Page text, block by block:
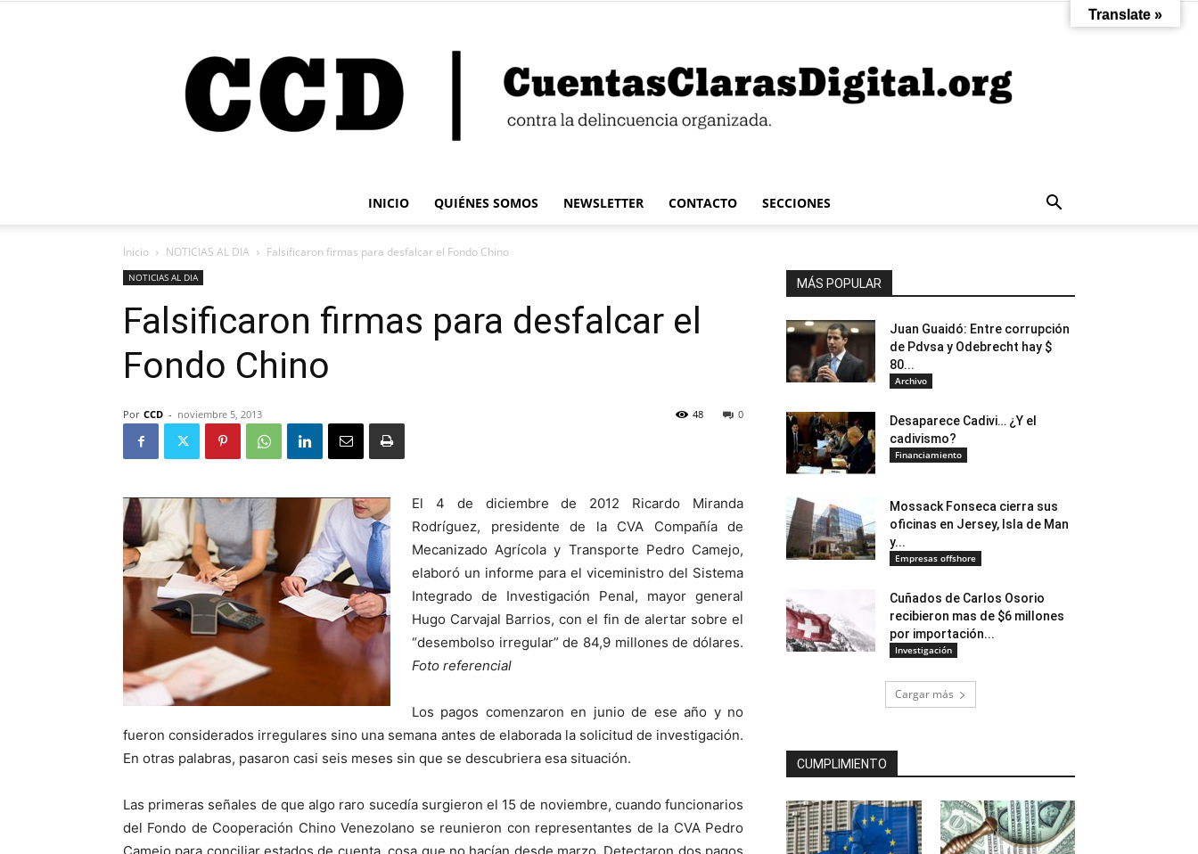
INICIO QUIÉNES SOMOS NEWSLETTER CONTACTO SECCIONES
Inicio NOTICIAS AL DIA Falsificaron firmas para desfalcar el Fondo Chino
NOTICIAS AL DIA
Falsificaron firmas para desfalcar el
Fondo Chino
Por CCD - noviembre 5, 2013 0
48
El 4 de diciembre de 2012 Ricardo Miranda
Rodríguez, presidente de la CVA Compañía de
Mecanizado Agrícola y Transporte Pedro Camejo,
elaboró un informe para el viceministro del Sistema
Integrado de Investigación Penal, mayor general
Hugo Carvajal Barrios, con el fin de alertar sobre el
“desembolso irregular” de 84,9 millones de dólares.
Foto referencial
Los pagos comenzaron en junio de ese año y no
fueron considerados irregulares sino una semana antes de elaborada la solicitud de investigación.
En otras palabras, pasaron casi seis meses sin que se descubriera esa situación.
Las primeras señales de que algo raro sucedía surgieron el 15 de noviembre, cuando funcionarios
del Fondo de Cooperación Chino Venezolano se reunieron con representantes de la CVA Pedro
MÁS POPULAR
Juan Guaidó: Entre corrupción
de Pdvsa y Odebrecht hay $
80...
Archivo
Desaparece Cadivi… ¿Y el
cadivismo?
Financiamiento
Mossack Fonseca cierra sus
oficinas en Jersey, Isla de Man
y...
Empresas offshore
Cuñados de Carlos Osorio
recibieron mas de $6 millones
por importación...
Investigación
Cargar más
CUMPLIMIENTO
Translate »